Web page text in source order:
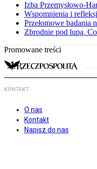
Izba Przemysłowo-
Wspomnienia i
Przełomowe
Zbrodnie pod lupą.
Promowane treści
KONTAKT
O nas
Kontakt
Napisz do nas